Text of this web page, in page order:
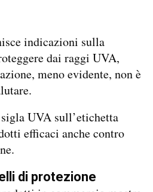
indicazioni sulla
dai raggi UVA,
meno evidente, non è
UVA sull’etichetta
efficaci anche contro
di protezione